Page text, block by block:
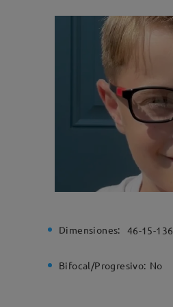
Dimensiones: 46-15-136
Bifocal/Progresivo: No